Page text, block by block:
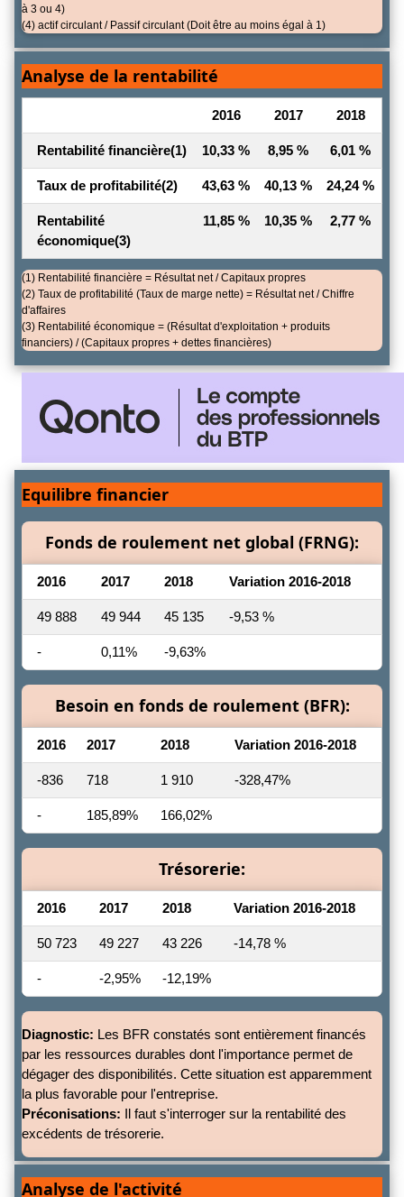
à 3 ou 4)
(4) actif circulant / Passif circulant (Doit être au moins égal à 1)
Analyse de la rentabilité
2016 2017 2018
Rentabilité financière(1) 10,33 % 8,95 % 6,01 %
Taux de profitabilité(2) 43,63 % 40,13 % 24,24 %
Rentabilité
économique(3)
11,85 % 10,35 % 2,77 %
(1) Rentabilité financière = Résultat net / Capitaux propres
(2) Taux de profitabilité (Taux de marge nette) = Résultat net / Chiffre
d'affaires
(3) Rentabilité économique = (Résultat d'exploitation + produits
financiers) / (Capitaux propres + dettes financières)
Equilibre financier
Fonds de roulement net global (FRNG):
2016 2017 2018 Variation 2016-2018
49 888 49 944 45 135 -9,53 %
- 0,11% -9,63%
Besoin en fonds de roulement (BFR):
2016 2017 2018 Variation 2016-2018
-836 718 1 910 -328,47%
- 185,89% 166,02%
Trésorerie:
2016 2017 2018 Variation 2016-2018
50 723 49 227 43 226 -14,78 %
- -2,95% -12,19%
Diagnostic: Les BFR constatés sont entièrement financés
par les ressources durables dont l'importance permet de
dégager des disponibilités. Cette situation est apparemment
la plus favorable pour l'entreprise.
Préconisations: Il faut s'interroger sur la rentabilité des
excédents de trésorerie.
Analyse de l'activité